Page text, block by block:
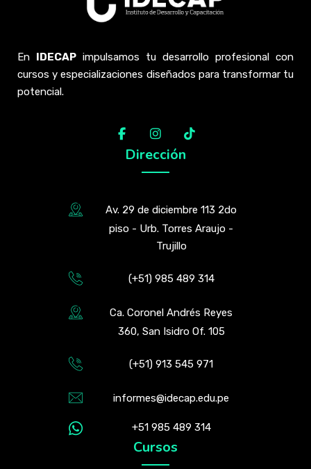
En IDECAP impulsamos tu desarrollo profesional con
cursos y especializaciones diseñados para transformar tu
potencial.
Dirección
Av. 29 de diciembre 113 2do
piso - Urb. Torres Araujo -
Trujillo
(+51) 985 489 314
Ca. Coronel Andrés Reyes
360, San Isidro Of. 105
(+51) 913 545 971
informes@idecap.edu.pe
+51 985 489 314
Cursos